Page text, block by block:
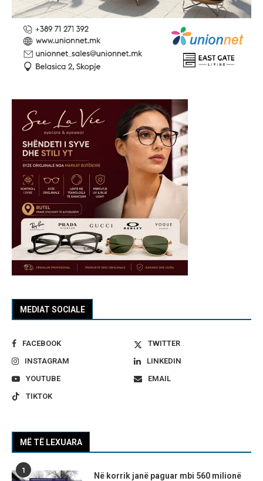
MEDIAT SOCIALE
FACEBOOK
TWITTER
INSTAGRAM
LINKEDIN
YOUTUBE
EMAIL
TIKTOK
MË TË LEXUARA
1
Në korrik janë paguar mbi 560 milionë